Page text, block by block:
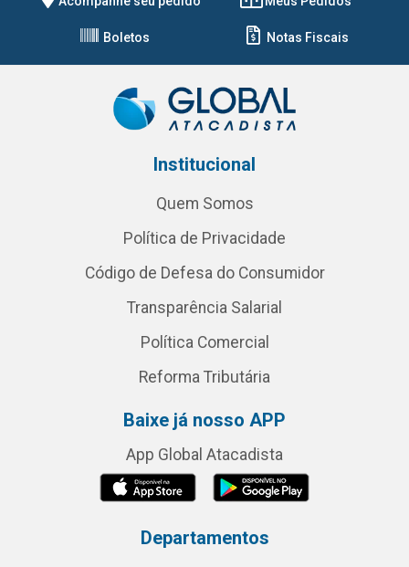
Boletos Notas Fiscais
Institucional
Quem Somos
Política de Privacidade
Código de Defesa do Consumidor
Transparência Salarial
Política Comercial
Reforma Tributária
Baixe já nosso APP
App Global Atacadista
Departamentos